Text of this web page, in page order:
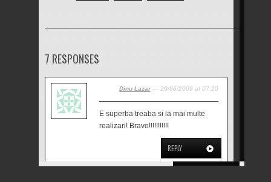
7 RESPONSES
Dinu Lazar — 29/06/2009 at 07:20
E superba treaba si la mai multe
realizari! Bravo!!!!!!!!!!!
REPLY